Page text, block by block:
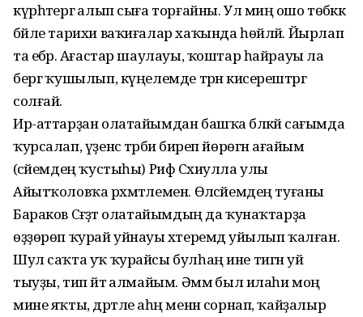
күрһәтергә алып сыға торғайны. Ул миңә ошо төбәккә
бәйле тарихи ваҡиғалар хаҡында һөйләй. Йырлап
та ебәрә. Ағастар шаулауы, ҡоштар һайрауы ла
бергә ҡушылып, күңелемде тәрән кисерештәргә
солғай.
Ир-аттарҙан олатайымдан башҡа бәләкәй сағымда
ҡурсалап, үҙенсә тәрбиә биреп йөрөгән ағайым
(әсәйемдең ҡустыһы) Риф Сәхиулла улы
Айытҡоловҡа рәхмәтле­мен. Өләсәйемдең туғаны
Бараков Сәғәҙәт олатайымдың да ҡунаҡтарҙа
өҙҙөрөп ҡурай уйнауы хәтеремдә уйылып ҡалған.
Шул саҡта уҡ ҡурайсы булһаң ине тигән уй
тыуҙы, тип әйтә алмайым. Әммә был илаһи моң
мине яҡты, дәртле аһәң менән сорнап, ҡайҙалыр